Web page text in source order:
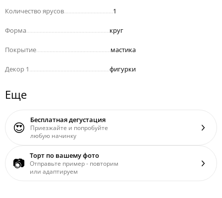
Количество ярусов 1
Форма круг
Покрытие мастика
Декор 1 фигурки
Еще
😍 Бесплатная дегустация
Приезжайте и попробуйте
любую начинку
📷 Торт по вашему фото
Отправьте пример - повторим
или адаптируем